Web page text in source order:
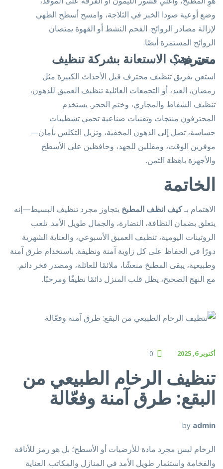
وضع أوعية صودا الخبز في الثلاجة، وامسح أسطح الطهي
لإزالة مصادر الروائح. الفحم النشط أو القهوة يمتصان
الروائح المستمرة أيضًا.
متى يجب الاستعانة بشركة تنظيف محترفة؟
استعن بفريق تنظيف محترف قبل الأحداث الكبيرة مثل
رمضان، العيد، أو التجمعات العائلية تنظيف العميق للدهون،
تنظيف الشفاط والمجاري، وختم الحجر. يستخدم
المحترفون منتجات وتقنيات صناعية تحمي تشطيبات
حساسة، تصل إلى الدهون المخفية، وتزيل التكلس بأمان—
موفرين الوقت، ومقللين للجهد، وحافظين على الأسطح
والأجهزة باهظة الثمن.
الخاتمة
الاهتمام بـكيف انظف المطبخ يتجاوز مجرد تنظيف البسيط—إنه
يتعلق بضمان النظافة، النضارة، والجمال طويل الأمد. تلعب
الروتينات اليومية، تنظيف العميق الأسبوعي، والعناية الشهرية
دورًا في الحفاظ على كل زاوية آمنة ونظيفة. باستخدام طرق آمنة
وطبيعية، يبقى المطبخ منعشًا، ملائمًا للعائلة، ومصدر فخر دائم.
مع النهج الصحيح، يظل قلب المنزل دائمًا نظيفًا ومرحبًا.
أكتوبر 6, 2025 0
تنظيف الرخام الطبيعي من
البقع: طرق آمنة وفعّالة
by admin
الرخام ليس مجرد مادة للأرضيات أو الأسطح؛ بل هو رمز للأناقة
والفخامة واستثمار طويل الأمد في المنازل والمكاتب. العناية